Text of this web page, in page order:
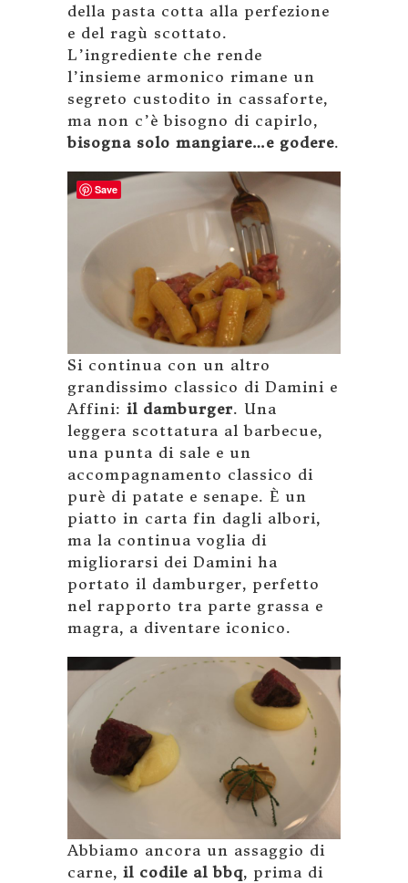
della pasta cotta alla perfezione
e del ragù scottato.
L’ingrediente che rende
l’insieme armonico rimane un
segreto custodito in cassaforte,
ma non c’è bisogno di capirlo,
bisogna solo mangiare…e godere.
Si continua con un altro
grandissimo classico di Damini e
Affini: il damburger. Una
leggera scottatura al barbecue,
una punta di sale e un
accompagnamento classico di
purè di patate e senape. È un
piatto in carta fin dagli albori,
ma la continua voglia di
migliorarsi dei Damini ha
portato il damburger, perfetto
nel rapporto tra parte grassa e
magra, a diventare iconico.
Abbiamo ancora un assaggio di
carne, il codile al bbq, prima di
Save